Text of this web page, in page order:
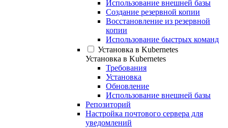
Использование внешней базы
Создание резервной копии
Восстановление из резервной
копии
Использование быстрых команд
Установка в Kubernetes
Установка в Kubernetes
Требования
Установка
Обновление
Использование внешней базы
Репозиторий
Настройка почтового сервера для
уведомлений